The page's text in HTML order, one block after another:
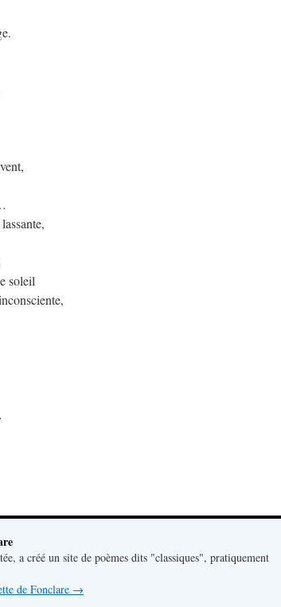
soleil
a créé un site de poèmes dits "classiques", pratiquement
de Fonclare →